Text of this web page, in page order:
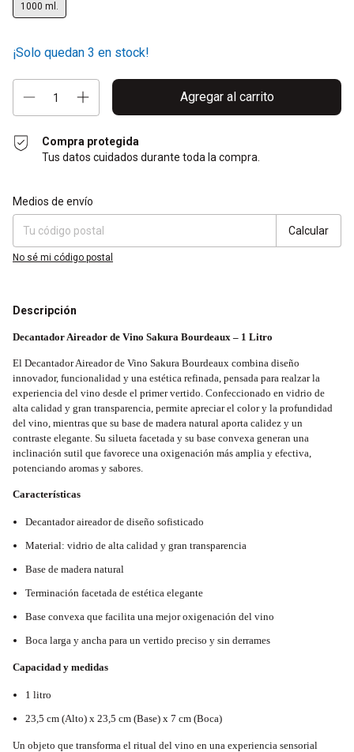
1000 ml.
¡Solo quedan 3 en stock!
Compra protegida
Tus datos cuidados durante toda la compra.
Entregas para el CP:
Medios de envío
Calcular
No sé mi código postal
Descripción
Decantador Aireador de Vino Sakura Bourdeaux – 1 Litro
El Decantador Aireador de Vino Sakura Bourdeaux combina diseño
innovador, funcionalidad y una estética refinada, pensada para realzar la
experiencia del vino desde el primer vertido. Confeccionado en vidrio de
alta calidad y gran transparencia, permite apreciar el color y la profundidad
del vino, mientras que su base de madera natural aporta calidez y un
contraste elegante. Su silueta facetada y su base convexa generan una
inclinación sutil que favorece una oxigenación más amplia y efectiva,
potenciando aromas y sabores.
Características
Decantador aireador de diseño sofisticado
Material: vidrio de alta calidad y gran transparencia
Base de madera natural
Terminación facetada de estética elegante
Base convexa que facilita una mejor oxigenación del vino
Boca larga y ancha para un vertido preciso y sin derrames
Capacidad y medidas
1 litro
23,5 cm (Alto) x 23,5 cm (Base) x 7 cm (Boca)
Un objeto que transforma el ritual del vino en una experiencia sensorial